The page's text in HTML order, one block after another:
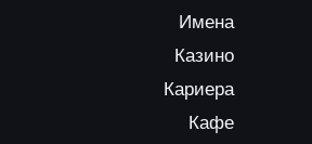
Имена
Казино
Кариера
Кафе